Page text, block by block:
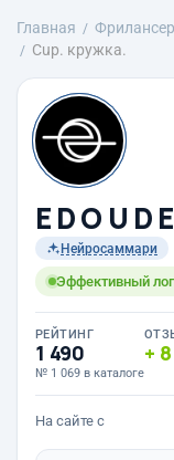
Главная
Cup. кружка.
E D O U D
Нейросаммари
Эффективный
РЕЙТИНГ
1 490
№ 1 069 в каталоге
8
На сайте с